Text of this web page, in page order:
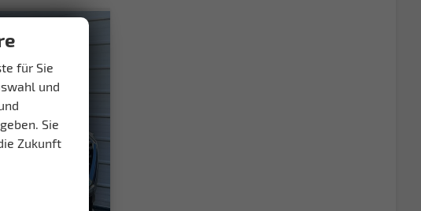
für Sie
und
Sie
Zukunft